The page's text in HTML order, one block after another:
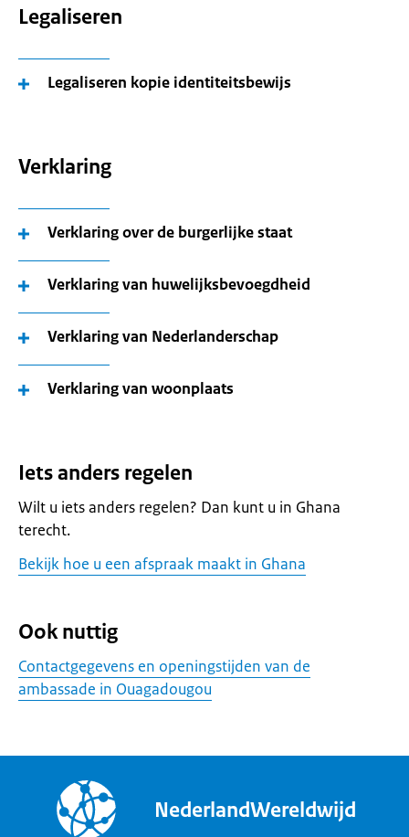
Legaliseren
Legaliseren kopie identiteitsbewijs
Verklaring
Verklaring over de burgerlijke staat
Verklaring van huwelijksbevoegdheid
Verklaring van Nederlanderschap
Verklaring van woonplaats
Iets anders regelen
Wilt u iets anders regelen? Dan kunt u in Ghana
terecht.
Bekijk hoe u een afspraak maakt in Ghana
Ook nuttig
Contactgegevens en openingstijden van de
ambassade in Ouagadougou
NederlandWereldwijd